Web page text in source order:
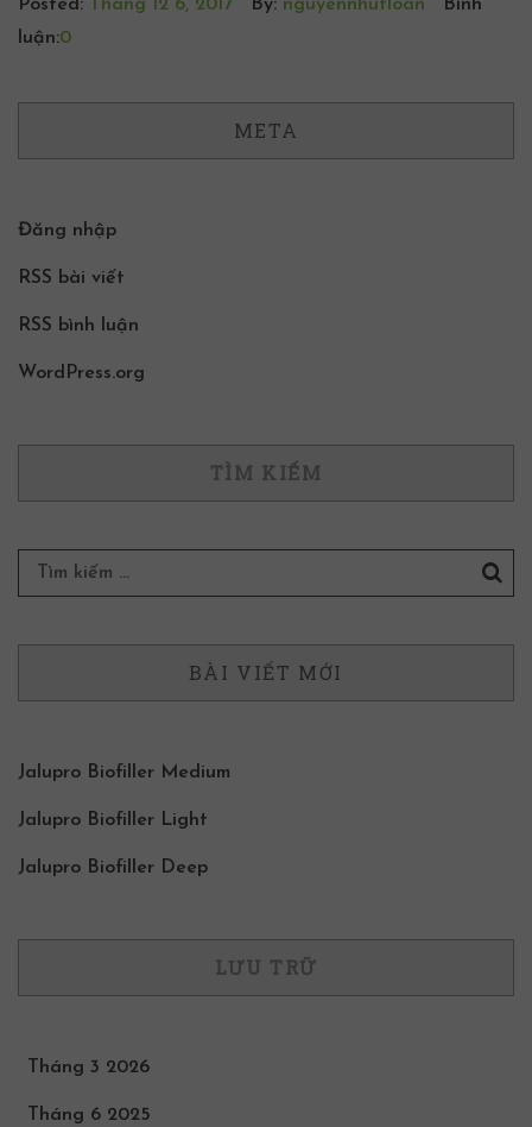
Posted:
Tháng 12 6, 2017 By: nguyennhutloan
Bình
luận:0
META
Đăng nhập
RSS bài viết
RSS bình luận
WordPress.org
TÌM KIẾM
BÀI VIẾT MỚI
Jalupro Biofiller Medium
Jalupro Biofiller Light
Jalupro Biofiller Deep
LƯU TRỮ
Tháng 3 2026
Tháng 6 2025